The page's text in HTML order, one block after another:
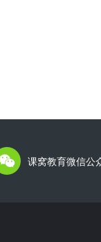
课窝教育微信公